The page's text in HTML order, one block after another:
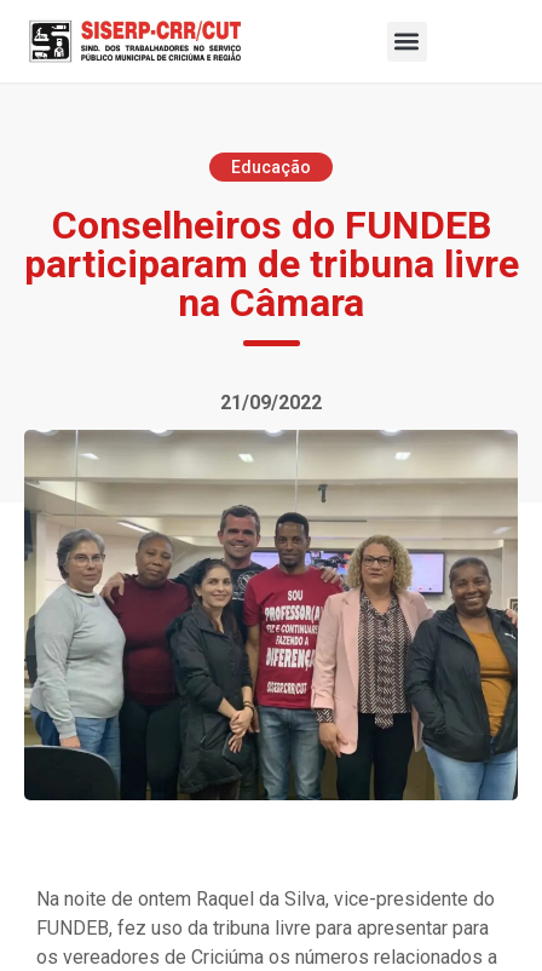
Educação
Conselheiros do FUNDEB
participaram de tribuna livre
na Câmara
21/09/2022
Na noite de ontem Raquel da Silva, vice-presidente do
FUNDEB, fez uso da tribuna livre para apresentar para
os vereadores de Criciúma os números relacionados a